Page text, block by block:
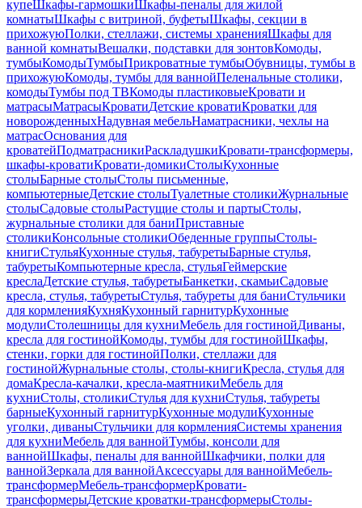
купеШкафы-гармошкиШкафы-пеналы для жилой
комнатыШкафы с витриной, буфетыШкафы, секции в
прихожуюПолки, стеллажи, системы храненияШкафы для
ванной комнатыВешалки, подставки для зонтовКомоды,
тумбыКомодыТумбыПрикроватные тумбыОбувницы, тумбы в
прихожуюКомоды, тумбы для ваннойПеленальные столики,
комодыТумбы под ТВКомоды пластиковыеКровати и
матрасыМатрасыКроватиДетские кроватиКроватки для
новорожденныхНадувная мебельНаматрасники, чехлы на
матрасОснования для
кроватейПодматрасникиРаскладушкиКровати-трансформеры,
шкафы-кроватиКровати-домикиСтолыКухонные
столыБарные столыСтолы письменные,
компьютерныеДетские столыТуалетные столикиЖурнальные
столыСадовые столыРастущие столы и партыСтолы,
журнальные столики для баниПриставные
столикиКонсольные столикиОбеденные группыСтолы-
книгиСтульяКухонные стулья, табуретыБарные стулья,
табуретыКомпьютерные кресла, стульяГеймерские
креслаДетские стулья, табуретыБанкетки, скамьиСадовые
кресла, стулья, табуретыСтулья, табуреты для баниСтульчики
для кормленияКухняКухонный гарнитурКухонные
модулиСтолешницы для кухниМебель для гостинойДиваны,
кресла для гостинойКомоды, тумбы для гостинойШкафы,
стенки, горки для гостинойПолки, стеллажи для
гостинойЖурнальные столы, столы-книгиКресла, стулья для
домаКресла-качалки, кресла-маятникиМебель для
кухниСтолы, столикиСтулья для кухниСтулья, табуреты
барныеКухонный гарнитурКухонные модулиКухонные
уголки, диваныСтульчики для кормленияСистемы хранения
для кухниМебель для ваннойТумбы, консоли для
ваннойШкафы, пеналы для ваннойШкафчики, полки для
ваннойЗеркала для ваннойАксессуары для ваннойМебель-
трансформерМебель-трансформерКровати-
трансформерыДетские кроватки-трансформерыСтолы-